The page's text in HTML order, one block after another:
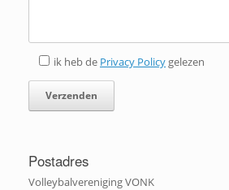
ik heb de Privacy Policy gelezen
Postadres
Volleybalvereniging VONK